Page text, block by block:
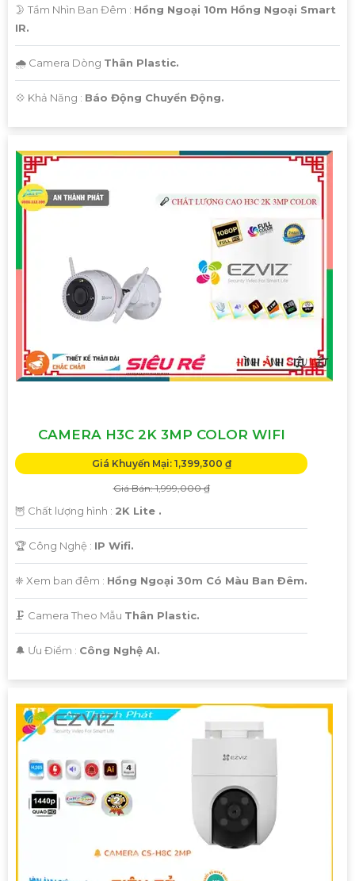
🌛 Tầm Nhìn Ban Đêm : Hồng Ngoại 10m Hồng Ngoại Smart
IR.
🌧️ Camera Dòng Thân Plastic.
️💠 Khả Năng : Báo Động Chuyển Động.
CAMERA H3C 2K 3MP COLOR WIFI
Giá Khuyến Mại: 1,399,300 ₫
Giá Bán: 1,999,000 ₫
🦉 Chất lượng hình : 2K Lite .
🏆 Công Nghệ : IP Wifi.
❈ Xem ban đêm : Hồng Ngoại 30m Có Màu Ban Ðêm.
🗜️ Camera Theo Mẫu Thân Plastic.
️🔔 Ưu Điểm : Công Nghệ AI.